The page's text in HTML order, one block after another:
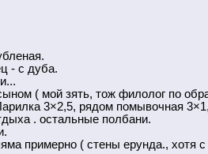
- с дуба.
( мой зять, тож филолог по
3×2,5, рядом помывочная
. остальные полбани.
примерно ( стены ерунда., хотя с